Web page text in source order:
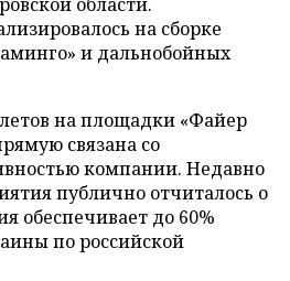
на сборке
и дальнобойных
на площадки «Файер
связана со
компании. Недавно
публично отчиталось о
обеспечивает до 60%
по российской